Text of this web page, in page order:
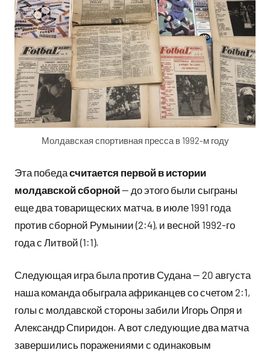
Молдавская спортивная пресса в 1992-м году
Эта победасчитается первой в истории
молдавской сборной— до этого были сыграны
еще два товарищеских матча, в июле 1991 года
против сборной Румынии (2:4), и весной 1992-го
года с Литвой (1:1).
Следующая игра была против Судана — 20 августа
наша команда обыграла африканцев со счетом 2:1,
голы с молдавской стороны забили Игорь Опря и
Александр Спиридон. А вот следующие два матча
завершились поражениями с одинаковым